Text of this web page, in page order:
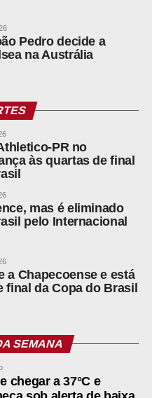
Pedro decide a
na Austrália
PR no
às quartas de final
mas é eliminado
pelo Internacional
a Chapecoense e está
final da Copa do Brasil
SEMANA
chegar a 37°C e